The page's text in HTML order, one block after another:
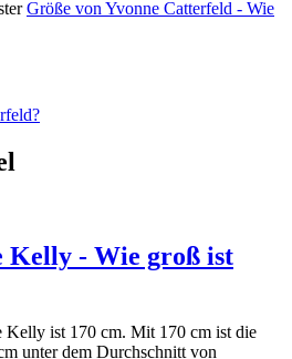
Größe von Yvonne Catterfeld - Wie
Kelly - Wie groß ist
Kelly ist 170 cm. Mit 170 cm ist die
unter dem Durchschnitt von